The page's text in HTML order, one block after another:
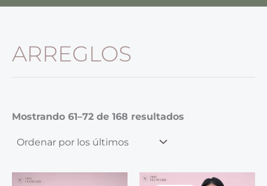
ARREGLOS
Mostrando 61–72 de 168 resultados